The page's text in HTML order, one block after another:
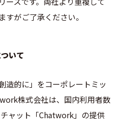
すがご了承ください。
いて
造的に」をコーポレートミッ
株式会社は、国内利用者数
ャット「Chatwork」の提供